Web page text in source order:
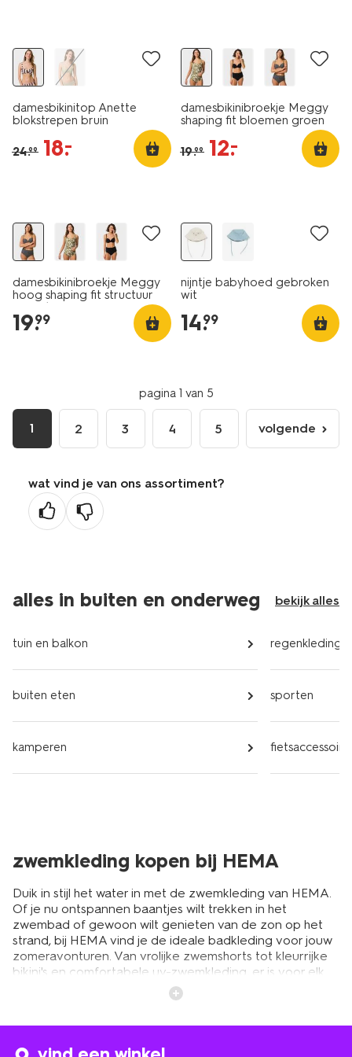
damesbikinitop Anette
blokstrepen bruin
24.99 18.
–
damesbikinibroekje Meggy
shaping fit bloemen groen
19.99 12.
–
damesbikinibroekje Meggy
hoog shaping fit structuur
zwart/wit
19.
99
nijntje babyhoed gebroken
wit
14.
99
pagina 1 van 5
1 2 3 4 5
volgende
pagina
volgende
wat vind je van ons assortiment?
alles in buiten en onderweg bekijk alles
tuin en balkon
buiten eten
kamperen
regenkleding
sporten
zwemkleding kopen bij HEMA
Duik in stijl het water in met de zwemkleding van HEMA.
Of je nu ontspannen baantjes wilt trekken in het
zwembad of gewoon wilt genieten van de zon op het
strand, bij HEMA vind je de ideale badkleding voor jouw
zomeravonturen. Van vrolijke zwemshorts tot kleurrijke
bikini's en comfortabele uv-zwemkleding, er is voor elk